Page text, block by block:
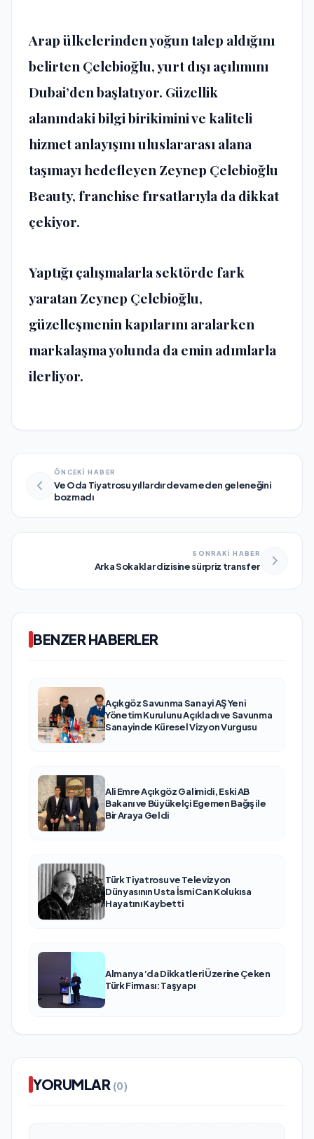
Arap ülkelerinden yoğun talep aldığını
belirten Çelebioğlu, yurt dışı açılımını
Dubai’den başlatıyor. Güzellik
alanındaki bilgi birikimini ve kaliteli
hizmet anlayışını uluslararası alana
taşımayı hedefleyen Zeynep Çelebioğlu
Beauty, franchise fırsatlarıyla da dikkat
çekiyor.
Yaptığı çalışmalarla sektörde fark
yaratan Zeynep Çelebioğlu,
güzelleşmenin kapılarını aralarken
markalaşma yolunda da emin adımlarla
ilerliyor.
ÖNCEKİ HABER
Ve Oda Tiyatrosu yıllardır devam eden geleneğini
bozmadı
SONRAKİ HABER
Arka Sokaklar dizisine sürpriz transfer
BENZER HABERLER
Açıkgöz Savunma Sanayi AŞ Yeni
Yönetim Kurulunu Açıkladı ve Savunma
Sanayinde Küresel Vizyon Vurgusu
Ali Emre Açıkgöz Galimidi, Eski AB
Bakanı ve Büyükelçi Egemen Bağış ile
Bir Araya Geldi
Türk Tiyatrosu ve Televizyon
Dünyasının Usta İsmi Can Kolukısa
Hayatını Kaybetti
Almanya’da Dikkatleri Üzerine Çeken
Türk Firması: Taşyapı
YORUMLAR (0)